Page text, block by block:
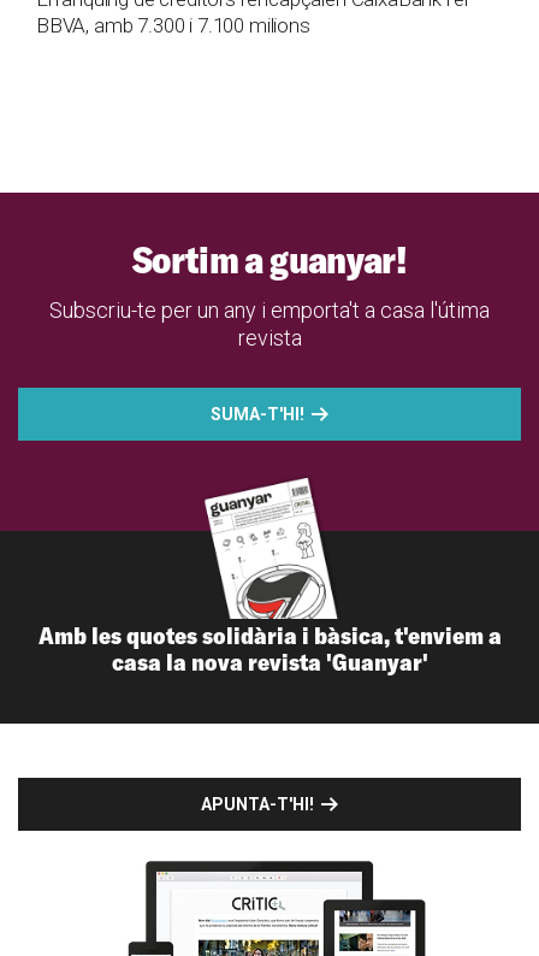
BBVA, amb 7.300 i 7.100 milions
Sortim a guanyar!
Subscriu-te per un any i emporta't a casa l'útima
revista
SUMA-T'HI!
Amb les quotes solidària i bàsica, t'enviem a
casa la nova revista 'Guanyar'
APUNTA-T'HI!